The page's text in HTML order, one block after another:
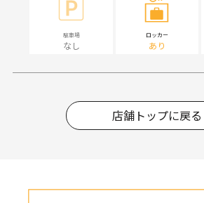
駐車場
なし
ロッカー
あり
店舗トップに戻る